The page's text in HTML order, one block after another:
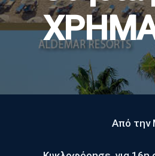
ΧΡΗΜΑ
Από την